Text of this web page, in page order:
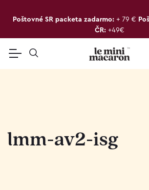
Poštovné SR packeta zadarmo: + 79 €
ČR: +49€
lmm-av2-isg